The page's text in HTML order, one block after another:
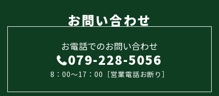
お問い合わせ
お電話でのお問い合わせ
079-228-5056
8：00～17：00［営業電話お断り］